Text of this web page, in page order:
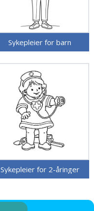
Sykepleier for barn
Sykepleier for 2-åringer